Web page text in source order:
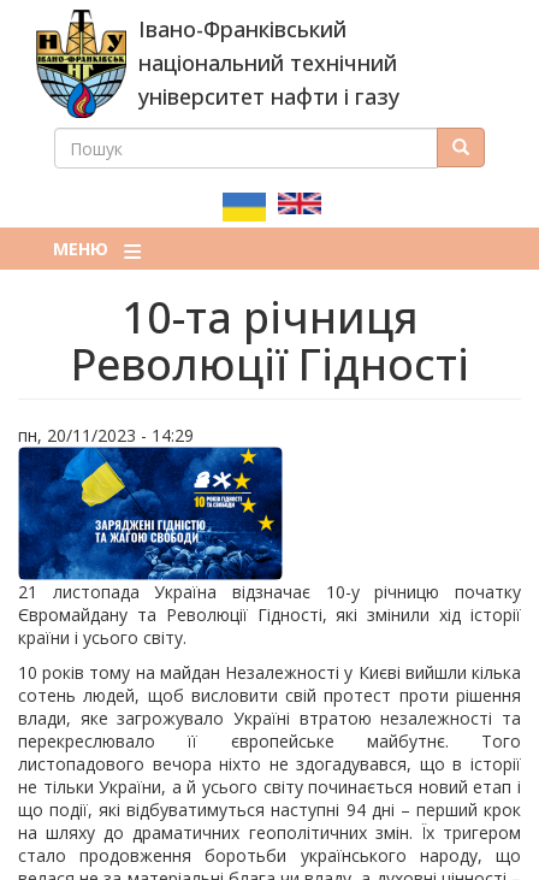
основного
вмісту
Івано-Франківський
національний технічний
університет нафти і газу
ПОШУКОВА
ПОШУК Пошук
МЕНЮ
10-та річниця
Революції Гідності
пн, 20/11/2023 - 14:29
21 листопада Україна відзначає 10-у річницю початку
Євромайдану та Революції Гідності, які змінили хід історії
країни і усього світу.
10 років тому на майдан Незалежності у Києві вийшли кілька
сотень людей, щоб висловити свій протест проти рішення
влади, яке загрожувало Україні втратою незалежності та
перекреслювало її європейське майбутнє. Того
листопадового вечора ніхто не здогадувався, що в історії
не тільки України, а й усього світу починається новий етап і
що події, які відбуватимуться наступні 94 дні – перший крок
на шляху до драматичних геополітичних змін. Їх тригером
стало продовження боротьби українського народу, що